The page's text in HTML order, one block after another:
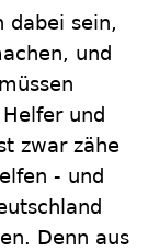
dabei sein,
und
und
zwar zähe
- und
Denn aus